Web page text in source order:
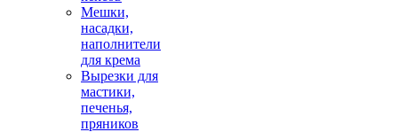
Мешки,
насадки,
наполнители
для крема
Вырезки для
мастики,
печенья,
пряников